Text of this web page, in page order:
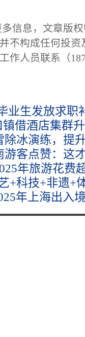
信息，文章版
不构成任何投
作人员联系（
业生发放求职
借酒店集群
冰演练，提
客点赞：这
年旅游花费
+科技+非遗+
年上海出入